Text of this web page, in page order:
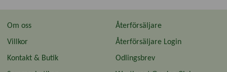
Om oss
Villkor
Kontakt & Butik
Återförsäljare
Återförsäljare Login
Odlingsbrev